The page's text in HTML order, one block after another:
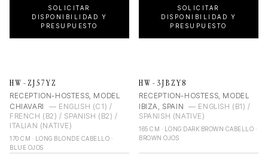
SOLICITAR
DISPONIBILIDAD Y
PRESUPUESTO
SOLICITAR
DISPONIBILIDAD Y
PRESUPUESTO
HW-ZJ57YZ
RECEPTION-HOSTESS, MODEL
CHIAVARI
— ENGLISH (C1) /
FRENCH (B2) / SPANISH (B2) /
ITALIAN (NATIVE)
170 CM · LONG BLONDE CABELLO ·
BLUE OJOS
HW-3JBZY8
RECEPTION-HOSTESS, MODEL
IBIZA, SPAIN
— ENGLISH (B1) /
SPANISH (NATIVE)
165 CM · LONG DARK BROWN CABELLO ·
BROWN OJOS